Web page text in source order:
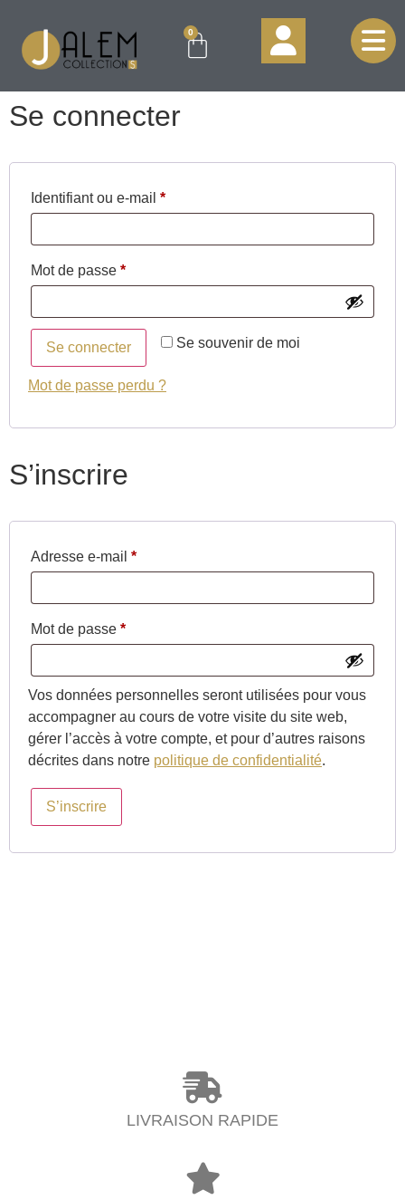
0
Se connecter
Identifiant ou e-mail *
Mot de passe *
Se souvenir de moi
Se connecter
Mot de passe perdu ?
S’inscrire
Adresse e-mail *
Mot de passe *
Vos données personnelles seront utilisées pour vous
accompagner au cours de votre visite du site web,
gérer l’accès à votre compte, et pour d’autres raisons
décrites dans notre politique de confidentialité.
S’inscrire
LIVRAISON RAPIDE